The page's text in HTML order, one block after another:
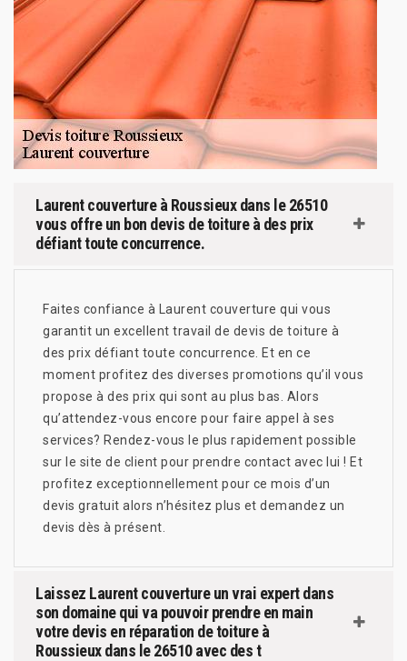
Laurent couverture à Roussieux dans le 26510
vous offre un bon devis de toiture à des prix
défiant toute concurrence.
Faites confiance à Laurent couverture qui vous
garantit un excellent travail de devis de toiture à
des prix défiant toute concurrence. Et en ce
moment profitez des diverses promotions qu’il vous
propose à des prix qui sont au plus bas. Alors
qu’attendez-vous encore pour faire appel à ses
services? Rendez-vous le plus rapidement possible
sur le site de client pour prendre contact avec lui ! Et
profitez exceptionnellement pour ce mois d’un
devis gratuit alors n’hésitez plus et demandez un
devis dès à présent.
Laissez Laurent couverture un vrai expert dans
son domaine qui va pouvoir prendre en main
votre devis en réparation de toiture à
Roussieux dans le 26510 avec des t